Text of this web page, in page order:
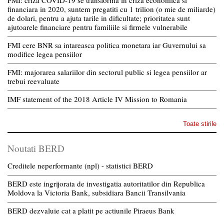
financiara in 2020, suntem pregatiti cu 1 trilion (o mie de miliarde)
de dolari, pentru a ajuta tarile in dificultate; prioritatea sunt
ajutoarele financiare pentru familiile si firmele vulnerabile
FMI cere BNR sa intareasca politica monetara iar Guvernului sa
modifice legea pensiilor
FMI: majorarea salariilor din sectorul public si legea pensiilor ar
trebui reevaluate
IMF statement of the 2018 Article IV Mission to Romania
Toate stirile
Noutati BERD
Creditele neperformante (npl) - statistici BERD
BERD este ingrijorata de investigatia autoritatilor din Republica
Moldova la Victoria Bank, subsidiara Bancii Transilvania
BERD dezvaluie cat a platit pe actiunile Piraeus Bank